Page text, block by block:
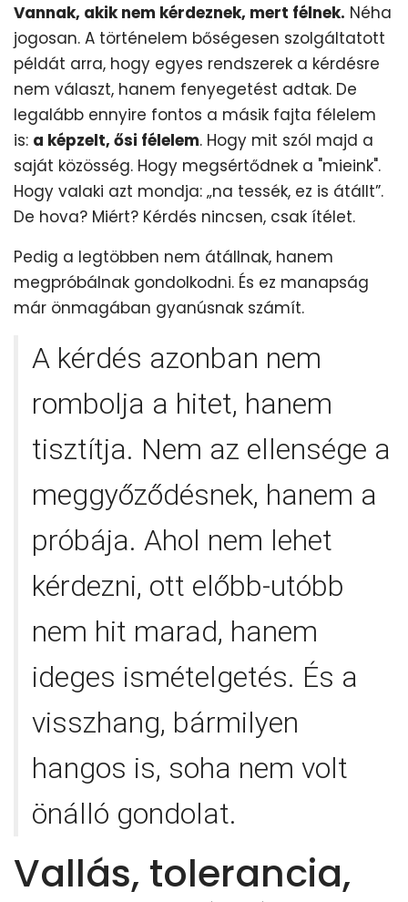
Vannak, akik nem kérdeznek, mert félnek. Néha
jogosan. A történelem bőségesen szolgáltatott
példát arra, hogy egyes rendszerek a kérdésre
nem választ, hanem fenyegetést adtak. De
legalább ennyire fontos a másik fajta félelem
is: a képzelt, ősi félelem. Hogy mit szól majd a
saját közösség. Hogy megsértődnek a "mieink".
Hogy valaki azt mondja: „na tessék, ez is átállt”.
De hova? Miért? Kérdés nincsen, csak ítélet.
Pedig a legtöbben nem átállnak, hanem
megpróbálnak gondolkodni. És ez manapság
már önmagában gyanúsnak számít.
A kérdés azonban nem
rombolja a hitet, hanem
tisztítja. Nem az ellensége a
meggyőződésnek, hanem a
próbája. Ahol nem lehet
kérdezni, ott előbb-utóbb
nem hit marad, hanem
ideges ismételgetés. És a
visszhang, bármilyen
hangos is, soha nem volt
önálló gondolat.
Vallás, tolerancia,